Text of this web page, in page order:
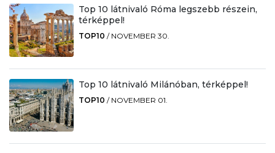
Top 10 látnivaló Róma legszebb részein,
térképpel!
TOP10 / NOVEMBER 30.
Top 10 látnivaló Milánóban, térképpel!
TOP10 / NOVEMBER 01.